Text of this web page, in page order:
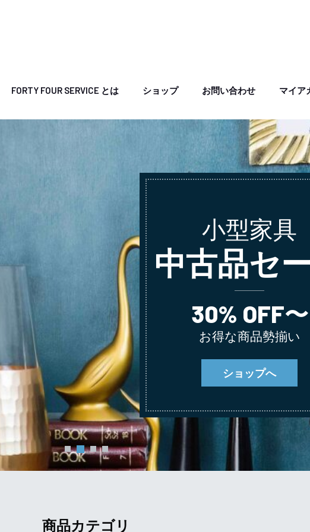
FORTY FOUR SERVICE とは ショップ お問い合わせ マイア
小型家具
中古品セ
30% OFF〜
お得な商品勢揃い
ショップへ
商品カテゴリ